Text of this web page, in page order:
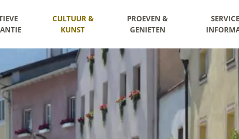
CULTUUR &
KUNST
PROEVEN &
GENIETEN